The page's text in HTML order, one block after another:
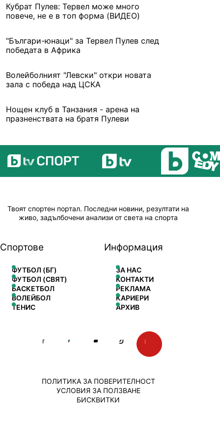
Кубрат Пулев: Тервел може много
повече, не е в топ форма (ВИДЕО)
"Българи-юнаци" за Тервел Пулев след
победата в Африка
Волейболният "Левски" откри новата
зала с победа над ЦСКА
Нощен клуб в Танзания - арена на
празненствата на братя Пулеви
Твоят спортен портал. Последни новини, резултати на
живо, задълбочени анализи от света на спорта
Спортове
ФУТБОЛ (БГ)
ФУТБОЛ (СВЯТ)
БАСКЕТБОЛ
ВОЛЕЙБОЛ
ТЕНИС
Информация
ЗА НАС
КОНТАКТИ
РЕКЛАМА
КАРИЕРИ
АРХИВ
ПОЛИТИКА ЗА ПОВЕРИТЕЛНОСТ
УСЛОВИЯ ЗА ПОЛЗВАНЕ
БИСКВИТКИ